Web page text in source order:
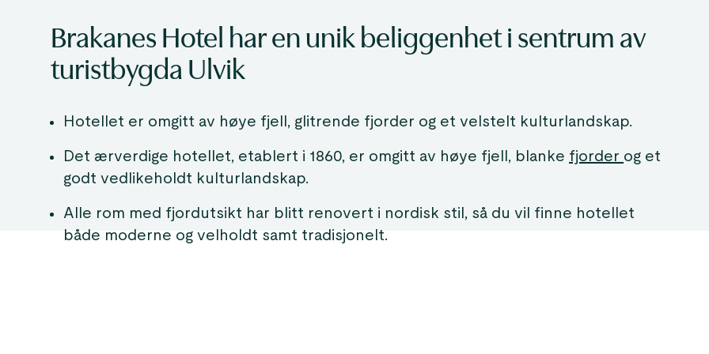
Brakanes Hotel har en unik beliggenhet i sentrum av
turistbygda Ulvik
Hotellet er omgitt av høye fjell, glitrende fjorder og et velstelt kulturlandskap.
Det ærverdige hotellet, etablert i 1860, er omgitt av høye fjell, blanke fjorder og et
godt vedlikeholdt kulturlandskap.
Alle rom med fjordutsikt har blitt renovert i nordisk stil, så du vil finne hotellet
både moderne og velholdt samt tradisjonelt.